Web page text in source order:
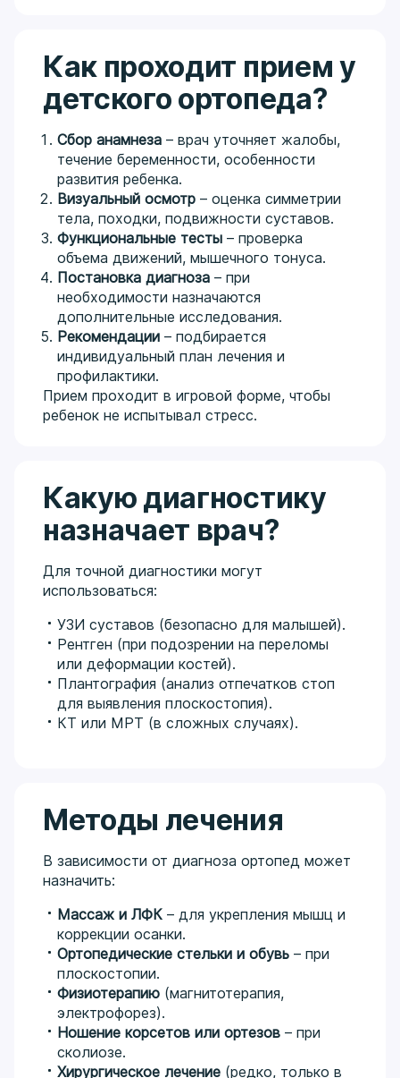
Как проходит прием у
детского ортопеда?
Сбор анамнеза – врач уточняет жалобы,
течение беременности, особенности
развития ребенка.
Визуальный осмотр – оценка симметрии
тела, походки, подвижности суставов.
Функциональные тесты – проверка
объема движений, мышечного тонуса.
Постановка диагноза – при
необходимости назначаются
дополнительные исследования.
Рекомендации – подбирается
индивидуальный план лечения и
профилактики.
Прием проходит в игровой форме, чтобы
ребенок не испытывал стресс.
Какую диагностику
назначает врач?
Для точной диагностики могут
использоваться:
УЗИ суставов (безопасно для малышей).
Рентген (при подозрении на переломы
или деформации костей).
Плантография (анализ отпечатков стоп
для выявления плоскостопия).
КТ или МРТ (в сложных случаях).
Методы лечения
В зависимости от диагноза ортопед может
назначить:
Массаж и ЛФК – для укрепления мышц и
коррекции осанки.
Ортопедические стельки и обувь – при
плоскостопии.
Физиотерапию (магнитотерапия,
электрофорез).
Ношение корсетов или ортезов – при
сколиозе.
Хирургическое лечение (редко, только в